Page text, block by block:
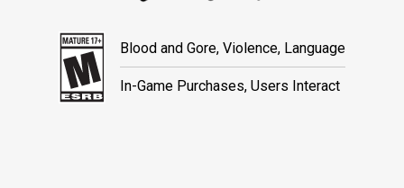
Blood and Gore, Violence, Language
In-Game Purchases, Users Interact